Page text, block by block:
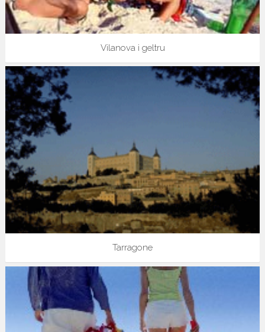
Vilanova i geltru
Tarragone